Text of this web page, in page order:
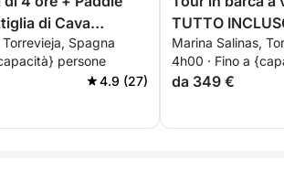
di Cava
INCLUSO
Spagna
persone
4.9 (27)
TUTTO
Marina Salinas,
4h00 · Fino a
da 349 €